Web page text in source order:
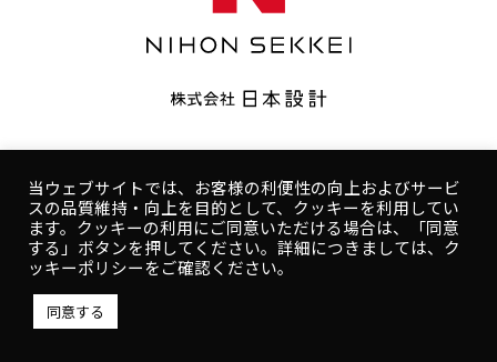
Copyright © NIHON SEKKEI, INC.
人権ポリシー
健康ポリシー ご利用規約
当ウェブサイトでは、お客様の利便性の向上およびサービ
スの品質維持・向上を目的として、クッキーを利用してい
ます。クッキーの利用にご同意いただける場合は、「同意
する」ボタンを押してください。詳細につきましては、ク
ッキーポリシーをご確認ください。
同意する